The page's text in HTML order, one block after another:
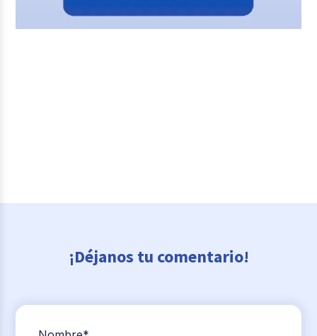
¡Déjanos tu comentario!